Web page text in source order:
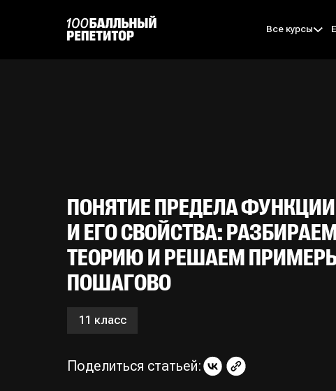
Все курсы
ПОНЯТИЕ ПРЕДЕЛА ФУНКЦИИ
И ЕГО СВОЙСТВА:
ТЕОРИЮ И РЕШАЕМ
ПОШАГОВО
11 класс
Поделиться статьей: